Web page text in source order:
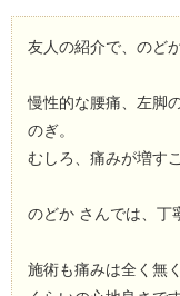
友人の紹介で、のど
慢性的な腰痛、左脚
のぎ。
むしろ、痛みが増す
のどか さんでは、丁
施術も痛みは全く無